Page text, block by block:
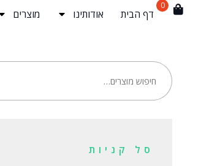
0
דף הבית אודותינו מוצרים
סל קניות